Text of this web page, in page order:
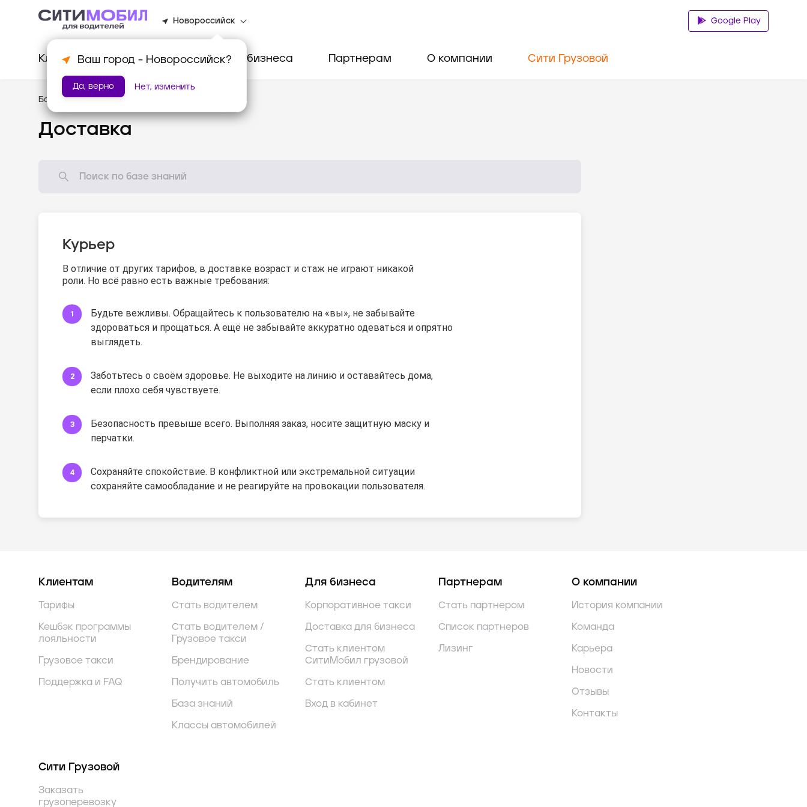
Новороссийск
Ваш город - Новороссийск?
Да, верно Нет, изменить
Google Play
Клиентам Водителям Для бизнеса Партнерам О компании Сити Грузовой
База знаний /Стандарты оказания услуг
Доставка
Курьер
В отличие от других тарифов, в доставке возраст и стаж не играют никакой
роли. Но всё равно есть важные требования:
Будьте вежливы. Обращайтесь к пользователю на «вы», не забывайте
здороваться и прощаться. А ещё не забывайте аккуратно одеваться и опрятно
выглядеть.
Заботьтесь о своём здоровье. Не выходите на линию и оставайтесь дома,
если плохо себя чувствуете.
Безопасность превыше всего. Выполняя заказ, носите защитную маску и
перчатки.
Сохраняйте спокойствие. В конфликтной или экстремальной ситуации
сохраняйте самообладание и не реагируйте на провокации пользователя.
Клиентам
Тарифы
Кешбэк программы
лояльности
Грузовое такси
Поддержка и FAQ
Водителям
Стать водителем
Стать водителем /
Грузовое такси
Брендирование
Получить автомобиль
База знаний
Классы автомобилей
Для бизнеса
Корпоративное такси
Доставка для бизнеса
Стать клиентом
СитиМобил грузовой
Стать клиентом
Вход в кабинет
Партнерам
Стать партнером
Список партнеров
Лизинг
О компании
История компании
Команда
Карьера
Новости
Отзывы
Контакты
Сити Грузовой
Заказать
грузоперевозку